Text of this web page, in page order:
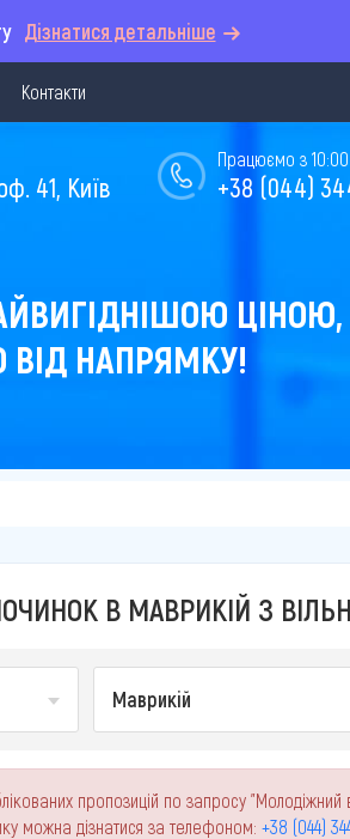
Дізнатися детальніше
Контакти
Працюємо з
+38 (044)
41, Київ
ЦІНОЮ,
НАПРЯМКУ!
В МАВРИКІЙ З
Маврикій
пропозицій по запросу "Молодіжний
можна дізнатися за телефоном: +38 (044)